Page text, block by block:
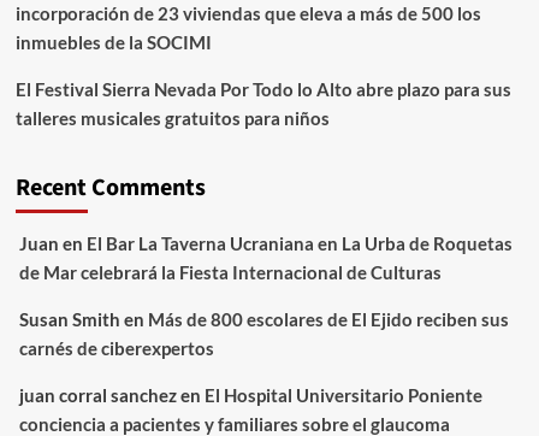
incorporación de 23 viviendas que eleva a más de 500 los
inmuebles de la SOCIMI
El Festival Sierra Nevada Por Todo lo Alto abre plazo para sus
talleres musicales gratuitos para niños
Recent Comments
Juan en El Bar La Taverna Ucraniana en La Urba de Roquetas
de Mar celebrará la Fiesta Internacional de Culturas
Susan Smith en Más de 800 escolares de El Ejido reciben sus
carnés de ciberexpertos
juan corral sanchezen El Hospital Universitario Poniente
conciencia a pacientes y familiares sobre el glaucoma